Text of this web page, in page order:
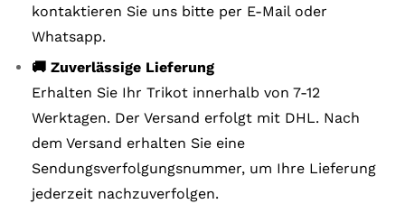
kontaktieren Sie uns bitte per E-Mail oder
Whatsapp.
🚚 Zuverlässige Lieferung
Erhalten Sie Ihr Trikot innerhalb von 7-12
Werktagen. Der Versand erfolgt mit DHL. Nach
dem Versand erhalten Sie eine
Sendungsverfolgungsnummer, um Ihre Lieferung
jederzeit nachzuverfolgen.